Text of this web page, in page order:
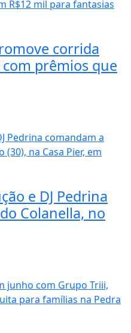
corrida
prêmios que
e DJ Pedrina
Colanella, no